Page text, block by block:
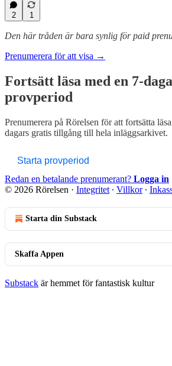
2 1
Den här tråden är bara synlig för paid
Prenumerera för att visa →
Fortsätt läsa med en 7-
provperiod
Prenumerera på Rörelsen för att fortsätta
dagars gratis tillgång till hela inläggsarkivet.
Starta provperiod
Redan en betalande prenumerant? Logga in
© 2026 Rörelsen · Integritet ∙ Villkor∙
Starta din Substack
Skaffa Appen
Substack är hemmet för fantastisk kultur